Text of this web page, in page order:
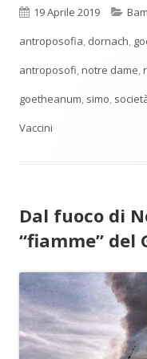
Pubblicato
19 Aprile 2019
antroposofia dornach
antroposofi notre dame
goetheanum simo
Vaccini
Dal fuoco di
“fiamme” del